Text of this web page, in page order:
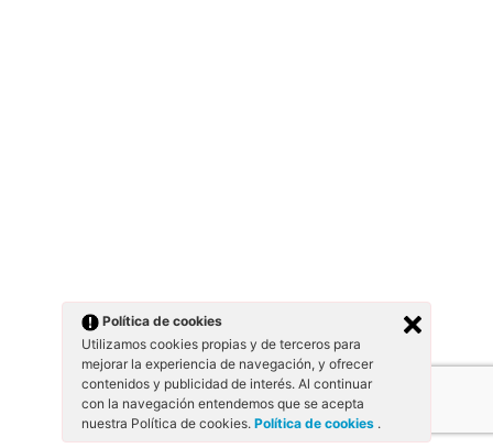
Política de cookies
Utilizamos cookies propias y de terceros para
mejorar la experiencia de navegación, y ofrecer
contenidos y publicidad de interés. Al continuar
con la navegación entendemos que se acepta
nuestra Política de cookies. Política de cookies .